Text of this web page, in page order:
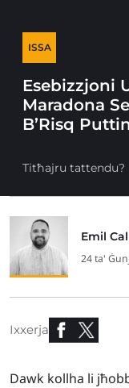
ISSA
Esebizzjoni
Maradona
B’Risq
Titħajru tattendu?
Emil
24 ta'
Ixxerja
Dawk kollha li